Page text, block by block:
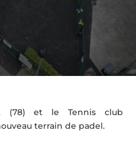
(78) et le Tennis club
terrain de padel.